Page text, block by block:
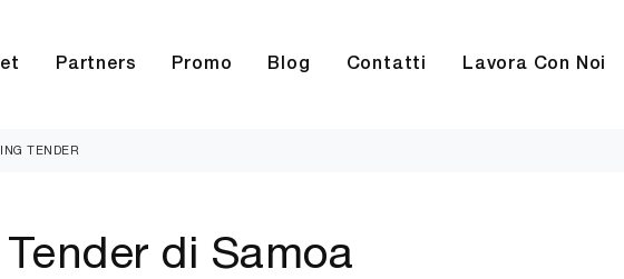
Partners Promo Blog Contatti Lavora Con Noi
TENDER
di Samoa